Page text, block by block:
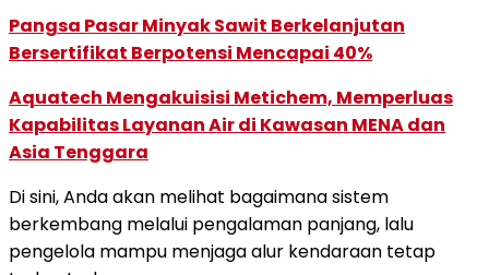
Pangsa Pasar Minyak Sawit Berkelanjutan
Bersertifikat Berpotensi Mencapai 40%
Aquatech Mengakuisisi Metichem, Memperluas
Kapabilitas Layanan Air di Kawasan MENA dan
Asia Tenggara
Di sini, Anda akan melihat bagaimana sistem
berkembang melalui pengalaman panjang, lalu
pengelola mampu menjaga alur kendaraan tetap